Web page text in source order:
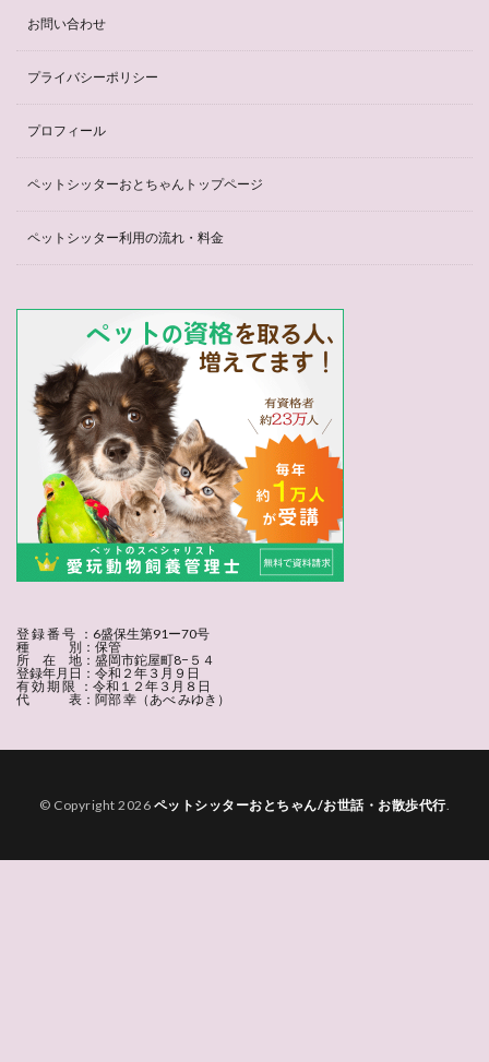
お問い合わせ
プライバシーポリシー
プロフィール
ペットシッターおとちゃんトップページ
ペットシッター利用の流れ・料金
登 録 番 号 ：6盛保生第91ー70号
種 別：保管
所 在 地：盛岡市鉈屋町8−５４
登録年月日：令和２年３月９日
有 効 期 限 ：令和１２年３月８日
代 表：阿部 幸（あべ みゆき）
© Copyright 2026 ペットシッターおとちゃん/お世話・お散歩代行.